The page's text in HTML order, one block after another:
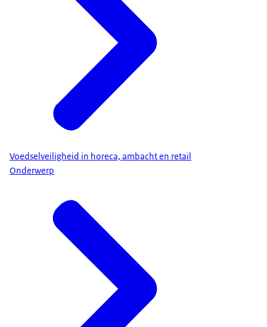
Voedselveiligheid in horeca, ambacht en retail
Onderwerp